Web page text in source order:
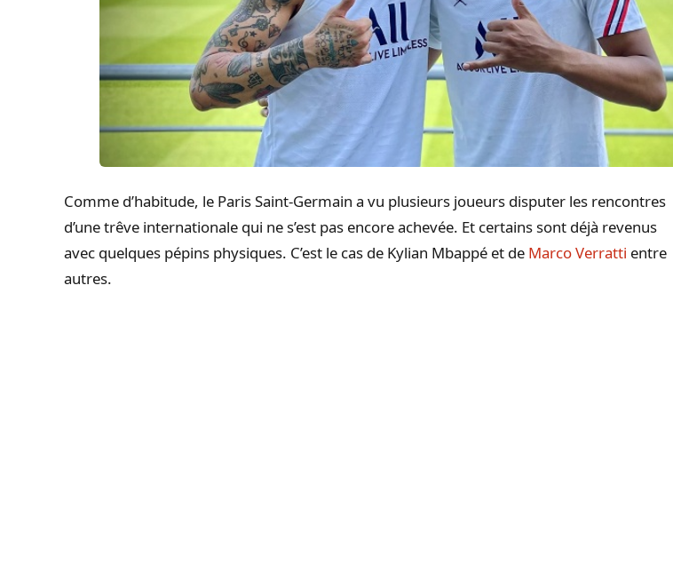
Comme d’habitude, le Paris Saint-Germain a vu plusieurs joueurs disputer les rencontres
d’une trêve internationale qui ne s’est pas encore achevée. Et certains sont déjà revenus
avec quelques pépins physiques. C’est le cas de Kylian Mbappé et de Marco Verratti entre
autres.